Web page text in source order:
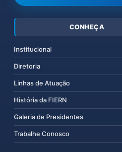
CONHEÇA
Institucional
Diretoria
Linhas de Atuação
História da FIERN
Galeria de Presidentes
Trabalhe Conosco